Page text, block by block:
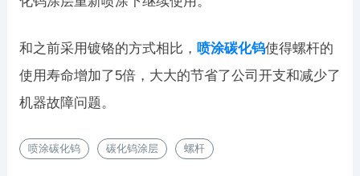
和之前采用镀铬的方式相比， 喷涂碳化钨使得螺杆的
使用寿命增加了5倍，大大的节省了公司开支和减少了
机器故障问题。
喷涂碳化钨 碳化钨涂层 螺杆